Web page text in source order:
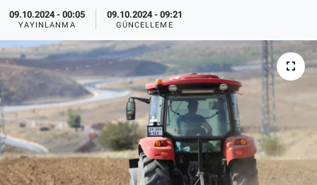
09.10.2024 - 00:05
YAYINLANMA
09.10.2024 - 09:21
GÜNCELLEME
Politika
SPOR
YAŞAM
RESMİ İLAN